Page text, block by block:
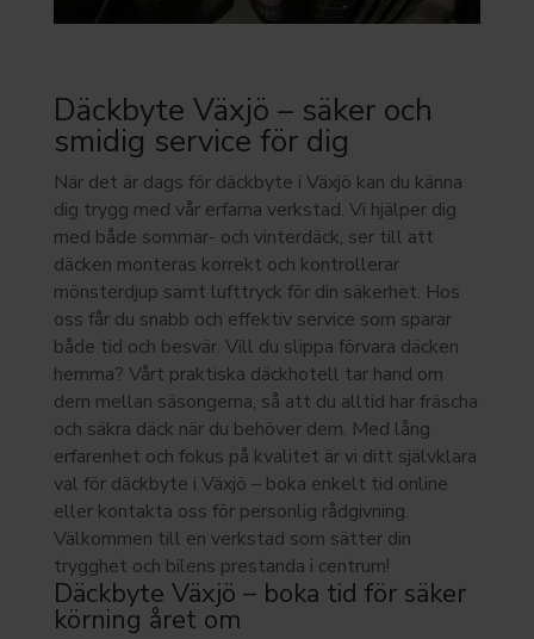
Däckbyte Växjö – säker och
smidig service för dig
När det är dags för däckbyte i Växjö kan du känna
dig trygg med vår erfarna verkstad. Vi hjälper dig
med både sommar- och vinterdäck, ser till att
däcken monteras korrekt och kontrollerar
mönsterdjup samt lufttryck för din säkerhet. Hos
oss får du snabb och effektiv service som sparar
både tid och besvär. Vill du slippa förvara däcken
hemma? Vårt praktiska däckhotell tar hand om
dem mellan säsongerna, så att du alltid har fräscha
och säkra däck när du behöver dem. Med lång
erfarenhet och fokus på kvalitet är vi ditt självklara
val för däckbyte i Växjö – boka enkelt tid online
eller kontakta oss för personlig rådgivning.
Välkommen till en verkstad som sätter din
trygghet och bilens prestanda i centrum!
Däckbyte Växjö – boka tid för säker
körning året om